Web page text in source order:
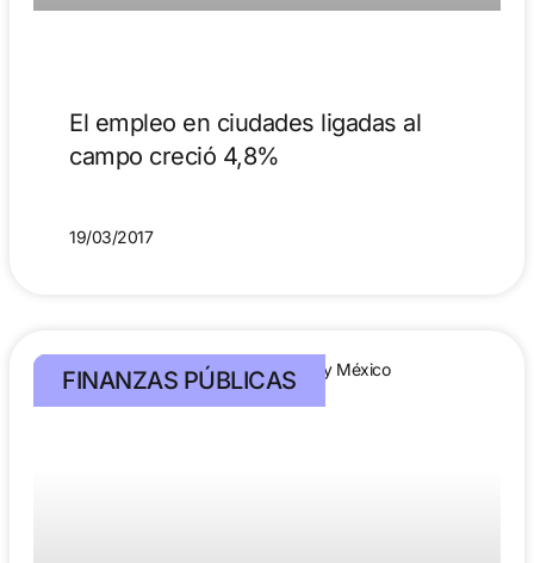
El empleo en ciudades ligadas al
campo creció 4,8%
19/03/2017
FINANZAS PÚBLICAS